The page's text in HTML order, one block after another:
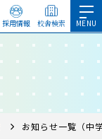
採用情報 校舎検索
お知らせ一覧（中